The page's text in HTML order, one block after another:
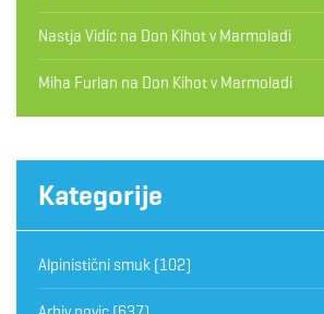
Nastja Vidic na Don Kihot v Marmoladi
Miha Furlan na Don Kihot v Marmoladi
Kategorije
Alpinistični smuk (102)